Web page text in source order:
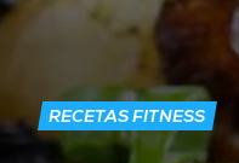
RECETAS FITNESS